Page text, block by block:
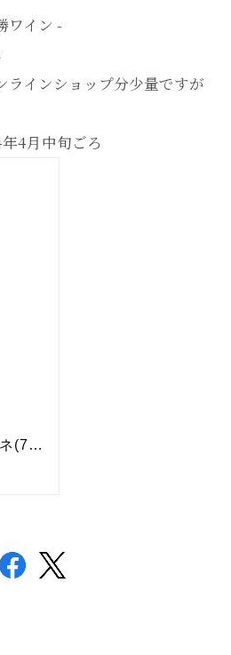
ワイン -
インショップ分少量ですが
4月中旬ごろ